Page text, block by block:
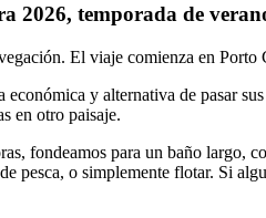
2026, temporada de
El viaje comienza en
y alternativa de pasar
en otro paisaje.
fondeamos para un baño largo,
pesca, o simplemente flotar. Si